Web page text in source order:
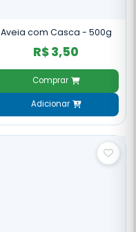
Aveia com Casca - 500g
R$ 3,50
Comprar
Adicionar